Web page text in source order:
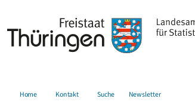
Home Kontakt Suche Newsletter